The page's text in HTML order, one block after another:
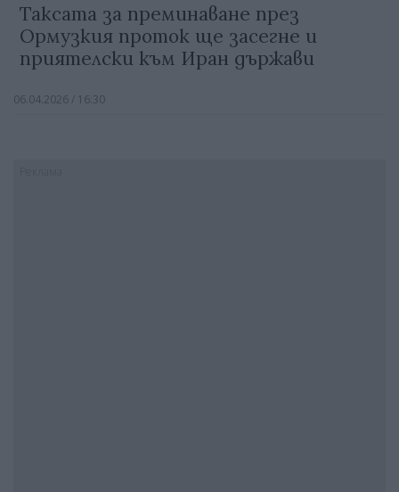
Таксата за преминаване през
Ормузкия проток ще засегне и
приятелски към Иран държави
06.04.2026 / 16:30